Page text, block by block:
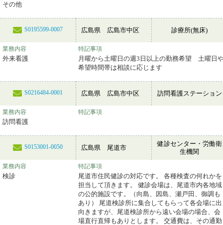
その他
S0195599-0007 広島県 広島市中区 診療所(無床)
業務内容
外来看護
特記事項
月曜から土曜日の週3日以上の勤務希望 土曜日
希望時間帯は相談に応じます
S0216484-0001 広島県 広島市中区 訪問看護ステーション
業務内容
訪問看護
特記事項
S0153001-0050 広島県 尾道市
健診センター・労働衛
生機関
業務内容
検診
特記事項
尾道市住民健診の対応です。 各種検査の何れかを
担当して頂きます。 健診会場は、尾道市内各地域
の公的施設です。（向島、因島、瀬戸田、御調も
あり） 尾道検診所に集合してもらって各会場に出
向きますが、尾道検診所から遠い会場の場合、会
場直行直帰もありとします。 交通費は、その通勤